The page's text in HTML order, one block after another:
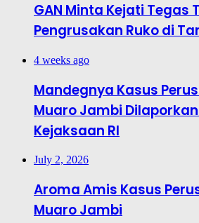
GAN Minta Kejati Tegas
Pengrusakan Ruko di
4 weeks ago
Mandegnya Kasus
Muaro Jambi
Kejaksaan RI
July 2, 2026
Aroma Amis Kasus
Muaro Jambi